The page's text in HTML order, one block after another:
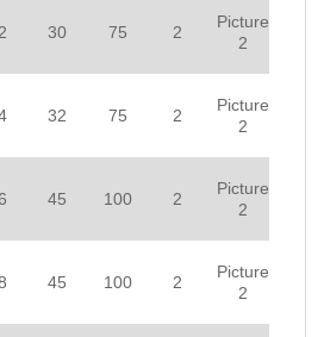
30 75 2
Picture
2
32 75 2
Picture
2
45 100 2
Picture
2
45 100 2
Picture
2